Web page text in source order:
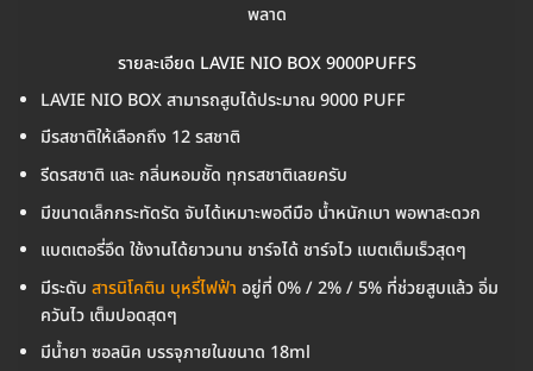
พลาด
รายละเอียด LAVIE NIO BOX 9000PUFFS
LAVIE NIO BOX สามารถสูบได้ประมาณ 9000 PUFF
มีรสชาติให้เลือกถึง 12 รสชาติ
รีดรสชาติ และ กลิ่นหอมชััด ทุกรสชาติเลยครับ
มีขนาดเล็กกระทัดรัด จับได้เหมาะพอดีมือ น้ำหนักเบา พอพาสะดวก
แบตเตอรี่อึด ใช้งานได้ยาวนาน ชาร์จได้ ชาร์จไว แบตเต็มเร็วสุดๆ
มีระดับ สารนิโคติน บุหรี่ไฟฟ้า อยู่ที่ 0% / 2% / 5% ที่ช่วยสูบแล้ว อิ่ม
ควันไว เต็มปอดสุดๆ
มีน้ำยา ซอลนิค บรรจุภายในขนาด 18ml